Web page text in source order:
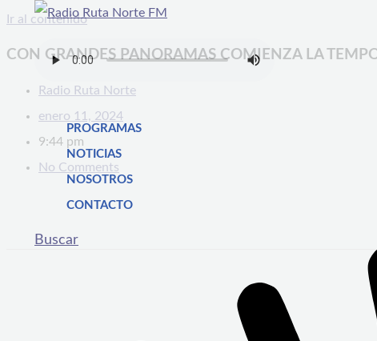
Ir al contenido
PROGRAMAS
NOTICIAS
NOSOTROS
CONTACTO
Buscar
CON GRANDES PANORAMAS COMIENZA LA
Radio Ruta Norte
enero 11, 2024
9:44 pm
No Comments